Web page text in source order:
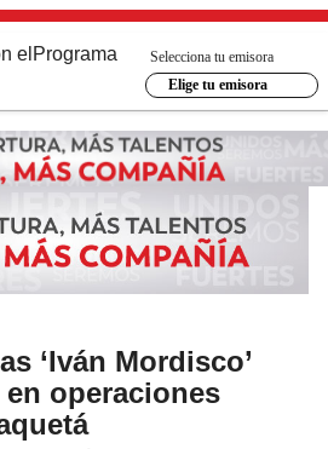
el Programa
Selecciona tu emisora
Elige tu emisora
‘Iván Mordisco’
operaciones